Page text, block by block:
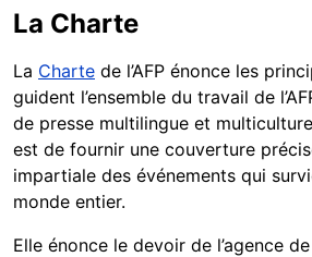
La Charte
La Charte de l’AFP énonce les
guident l’ensemble du travail de
de presse multilingue et
est de fournir une couverture
impartiale des événements qui
monde entier.
Elle énonce le devoir de l’agence